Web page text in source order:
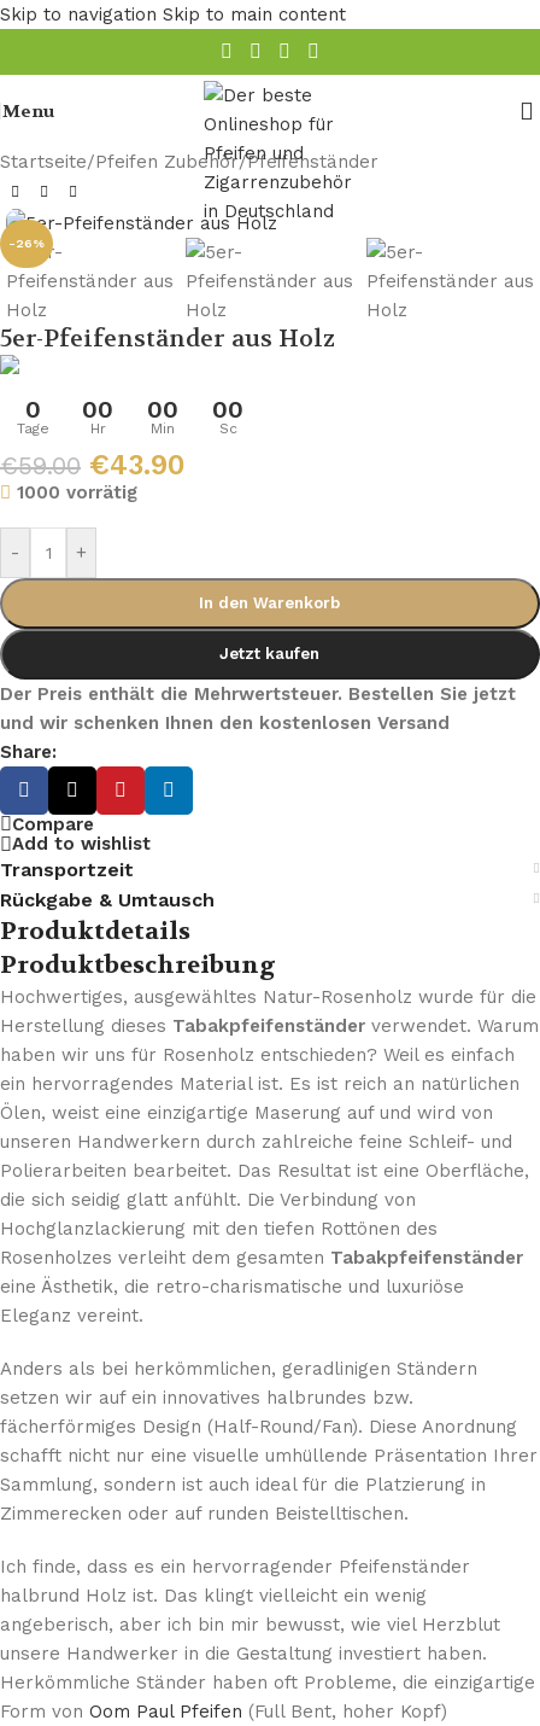
Skip to navigation Skip to main content
Menu
Startseite/Pfeifen Zubehör/Pfeifenständer
-26%
5er-Pfeifenständer aus Holz
0
Tage
00
Hr
00
Min
00
Sc
€59.00 €43.90
1000 vorrätig
- +
In den Warenkorb
Jetzt kaufen
Der Preis enthält die Mehrwertsteuer. Bestellen Sie jetzt
und wir schenken Ihnen den kostenlosen Versand
Share:
Compare
Add to wishlist
Transportzeit
Rückgabe & Umtausch
Produktdetails
Produktbeschreibung
Hochwertiges, ausgewähltes Natur-Rosenholz wurde für die
Herstellung dieses Tabakpfeifenständer verwendet. Warum
haben wir uns für Rosenholz entschieden? Weil es einfach
ein hervorragendes Material ist. Es ist reich an natürlichen
Ölen, weist eine einzigartige Maserung auf und wird von
unseren Handwerkern durch zahlreiche feine Schleif- und
Polierarbeiten bearbeitet. Das Resultat ist eine Oberfläche,
die sich seidig glatt anfühlt. Die Verbindung von
Hochglanzlackierung mit den tiefen Rottönen des
Rosenholzes verleiht dem gesamten Tabakpfeifenständer
eine Ästhetik, die retro-charismatische und luxuriöse
Eleganz vereint.
Anders als bei herkömmlichen, geradlinigen Ständern
setzen wir auf ein innovatives halbrundes bzw.
fächerförmiges Design (Half-Round/Fan). Diese Anordnung
schafft nicht nur eine visuelle umhüllende Präsentation Ihrer
Sammlung, sondern ist auch ideal für die Platzierung in
Zimmerecken oder auf runden Beistelltischen.
Ich finde, dass es ein hervorragender Pfeifenständer
halbrund Holz ist. Das klingt vielleicht ein wenig
angeberisch, aber ich bin mir bewusst, wie viel Herzblut
unsere Handwerker in die Gestaltung investiert haben.
Herkömmliche Ständer haben oft Probleme, die einzigartige
Form von Oom Paul Pfeifen (Full Bent, hoher Kopf)